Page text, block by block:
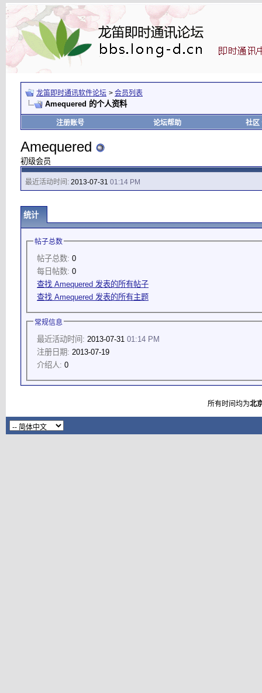
龙笛即时通讯软件论坛 > 会员列表
Amequered 的个人资料
注册账号 论坛帮助 社区
Amequered
初级会员
最近活动时间: 2013-07-31 01:14 PM
统计
帖子总数
帖子总数: 0
每日帖数: 0
查找 Amequered 发表的所有帖子
查找 Amequered 发表的所有主题
常规信息
最近活动时间: 2013-07-31 01:14 PM
注册日期: 2013-07-19
介绍人: 0
所有时间均为北